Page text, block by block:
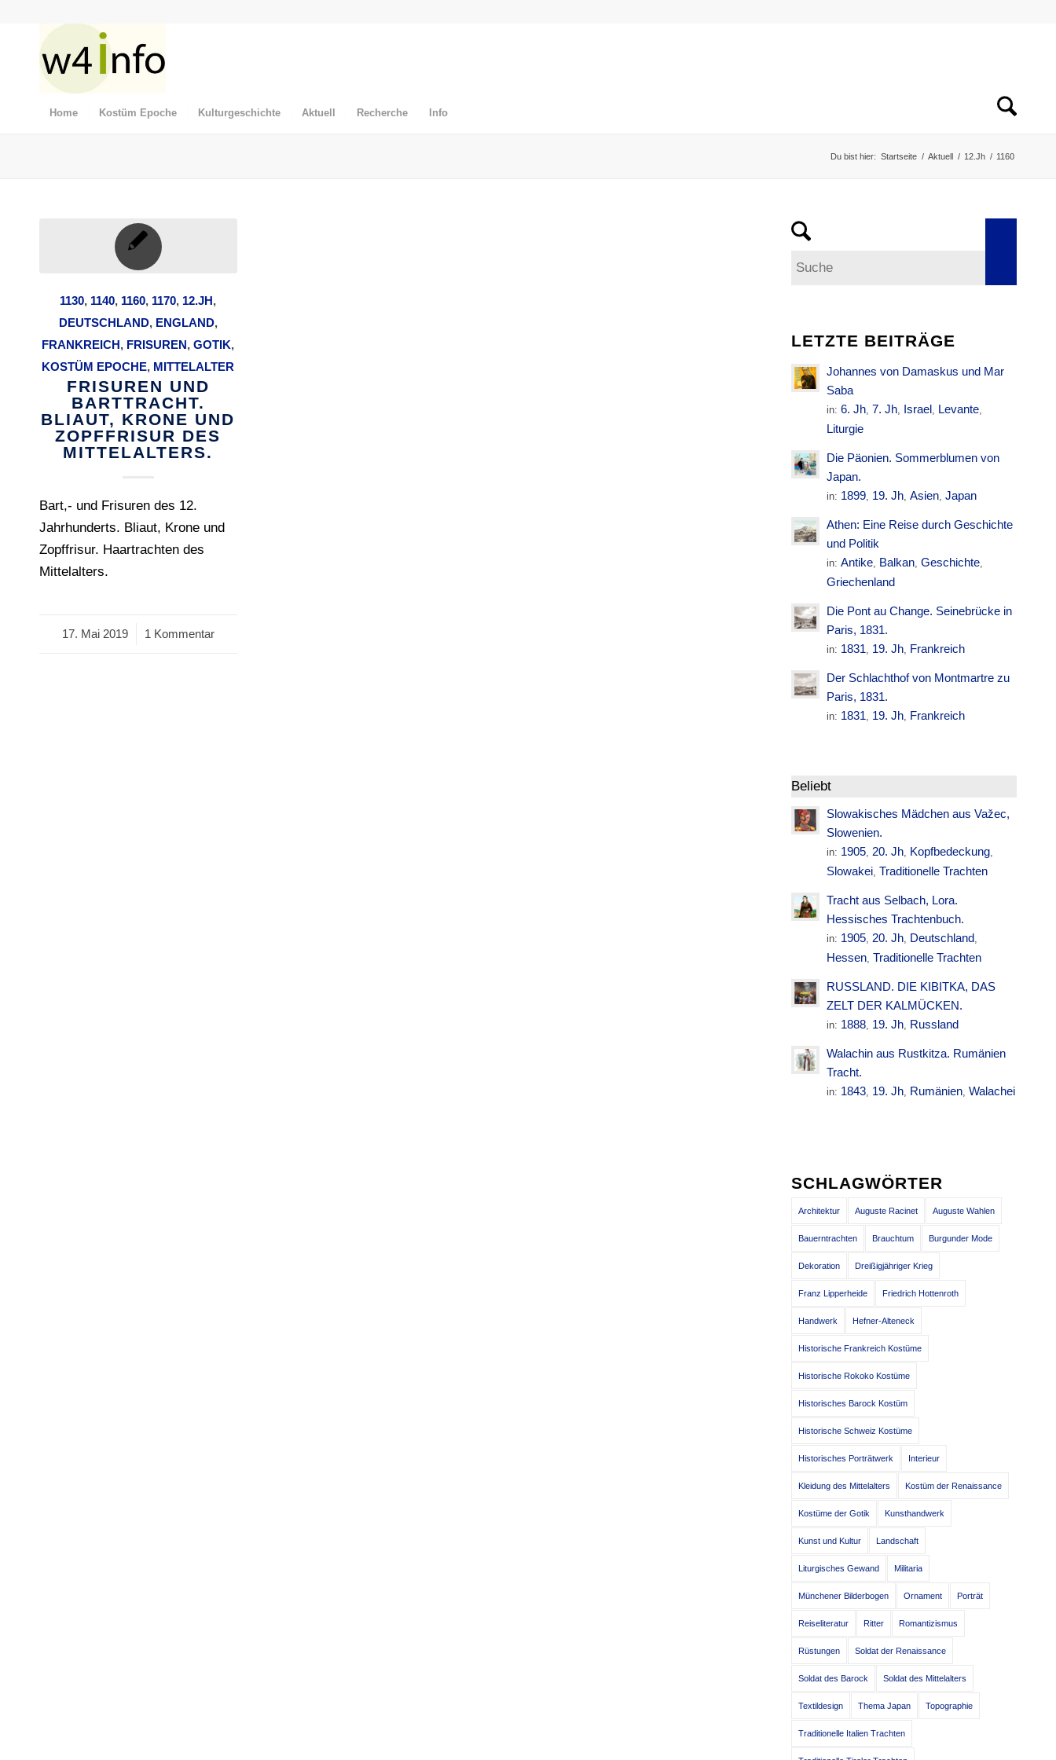
Home Kostüm Epoche Kulturgeschichte Aktuell Recherche Info
Du bist hier: Startseite / Aktuell / 12.Jh / 1160
1130, 1140, 1160, 1170, 12.JH,
DEUTSCHLAND, ENGLAND,
FRANKREICH, FRISUREN,GOTIK,
KOSTÜM EPOCHE, MITTELALTER
FRISUREN UND
BARTTRACHT.
BLIAUT, KRONE UND
ZOPFFRISUR DES
MITTELALTERS.
Bart,- und Frisuren des 12.
Jahrhunderts. Bliaut, Krone und
Zopffrisur. Haartrachten des
Mittelalters.
17. Mai 2019
/ 1 Kommentar
LETZTE BEITRÄGE
Johannes von Damaskus und Mar
Saba
in:6. Jh, 7. Jh, Israel, Levante,
Liturgie
Die Päonien. Sommerblumen von
Japan.
in: 1899, 19. Jh,Asien,Japan
Athen: Eine Reise durch Geschichte
und Politik
in:Antike, Balkan,Geschichte,
Griechenland
Die Pont au Change. Seinebrücke in
Paris, 1831.
in: 1831, 19. Jh, Frankreich
Der Schlachthof von Montmartre zu
Paris, 1831.
in: 1831, 19. Jh, Frankreich
Beliebt
Slowakisches Mädchen aus Važec,
Slowenien.
in: 1905,20. Jh, Kopfbedeckung,
Slowakei, Traditionelle Trachten
Tracht aus Selbach, Lora.
Hessisches Trachtenbuch.
in: 1905,20. Jh, Deutschland,
Hessen, Traditionelle Trachten
RUSSLAND. DIE KIBITKA, DAS
ZELT DER KALMÜCKEN.
in: 1888, 19. Jh, Russland
Walachin aus Rustkitza. Rumänien
Tracht.
in: 1843, 19. Jh, Rumänien,Walachei
SCHLAGWÖRTER
Architektur Auguste Racinet Auguste Wahlen
Bauerntrachten Brauchtum Burgunder Mode
Dekoration Dreißigjähriger Krieg
Franz Lipperheide Friedrich Hottenroth
Handwerk Hefner-Alteneck
Historische Frankreich Kostüme
Historische Rokoko Kostüme
Historisches Barock Kostüm
Historische Schweiz Kostüme
Historisches Porträtwerk Interieur
Kleidung des Mittelalters Kostüm der Renaissance
Kostüme der Gotik Kunsthandwerk
Kunst und Kultur Landschaft
Liturgisches Gewand Militaria
Münchener Bilderbogen Ornament Porträt
Reiseliteratur Ritter Romantizismus
Rüstungen Soldat der Renaissance
Soldat des Barock Soldat des Mittelalters
Textildesign Thema Japan Topographie
Traditionelle Italien Trachten